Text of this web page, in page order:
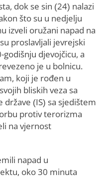
dok se sin (24) nalazi
što su u nedjelju
izveli oružani napad na
proslavljali jevrejski
djevojčicu, a
je u bolnicu.
koji je rođen u
bliskih veza sa
(IS) sa sjedištem
protiv terorizma
na vjernost
napad u
oko 30 minuta